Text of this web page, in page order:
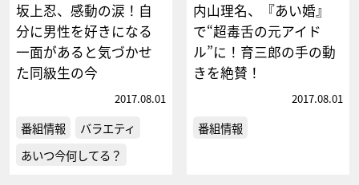
坂上忍、感動の涙！自
分に男性を好きになる
一面があると気づかせ
た同級生の今
2017.08.01
番組情報
バラエティ
あいつ今何してる？
内山理名、『あい婚』
で“超毒舌の元アイド
ル”に！育三郎の手の動
きを絶賛！
2017.08.01
番組情報